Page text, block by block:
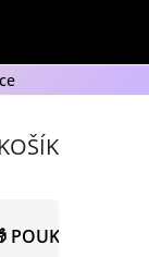
POUKAZY